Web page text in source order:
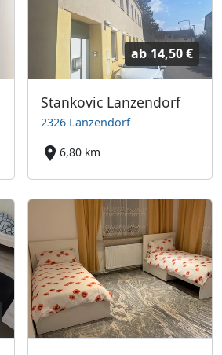
ab 14,50 €
Stankovic Lanzendorf
2326 Lanzendorf
6,80 km